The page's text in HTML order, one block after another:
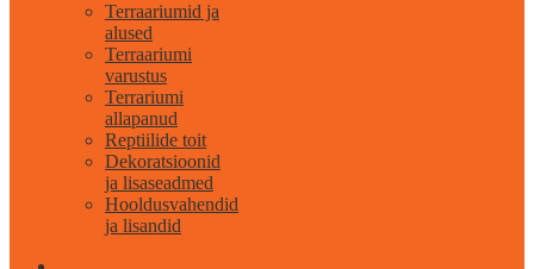
Terraariumid ja
alused
Terraariumi
varustus
Terrariumi
allapanud
Reptiilide toit
Dekoratsioonid
ja lisaseadmed
Hooldusvahendid
ja lisandid